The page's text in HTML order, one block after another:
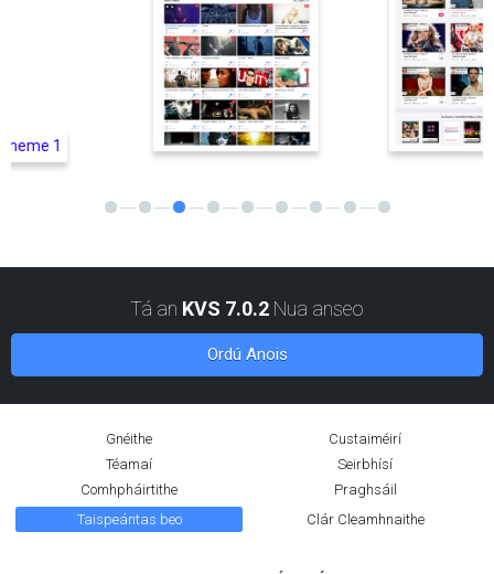
Tá an KVS 7.0.2 Nua anseo
Ordú Anois
Gnéithe
Custaiméirí
Téamaí
Seirbhísí
Comhpháirtithe
Praghsáil
Taispeántas beo
Clár Cleamhnaithe